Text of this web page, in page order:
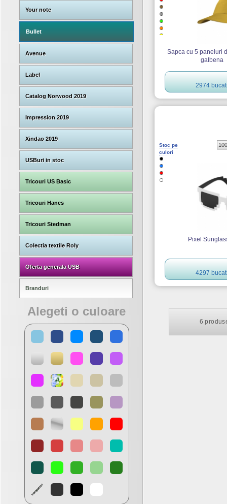
Your note
Bullet
Avenue
Label
Catalog Norwood 2019
Impression 2019
Xindao 2019
USBuri in stoc
Tricouri US Basic
Tricouri Hanes
Tricouri Stedman
Colectia textile Roly
Oferta generala USB
Branduri
Alegeti o culoare
Sapca cu 5 paneluri
galbena
2974
Stoc pe
culori
Pixel
4297
6